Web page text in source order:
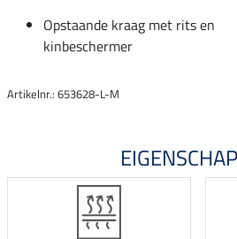
Opstaande kraag met rits en
kinbeschermer
Artikelnr.: 653628-L-M